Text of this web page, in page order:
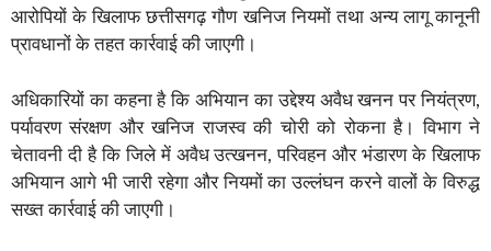
आरोपियों के खिलाफ छत्तीसगढ़ गौण खनिज नियमों तथा अन्य लागू कानूनी
प्रावधानों के तहत कार्रवाई की जाएगी।
अधिकारियों का कहना है कि अभियान का उद्देश्य अवैध खनन पर नियंत्रण,
पर्यावरण संरक्षण और खनिज राजस्व की चोरी को रोकना है। विभाग ने
चेतावनी दी है कि जिले में अवैध उत्खनन, परिवहन और भंडारण के खिलाफ
अभियान आगे भी जारी रहेगा और नियमों का उल्लंघन करने वालों के विरुद्ध
सख्त कार्रवाई की जाएगी।